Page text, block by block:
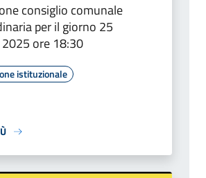
consiglio comunale
per il giorno 25
ore 18:30
istituzionale